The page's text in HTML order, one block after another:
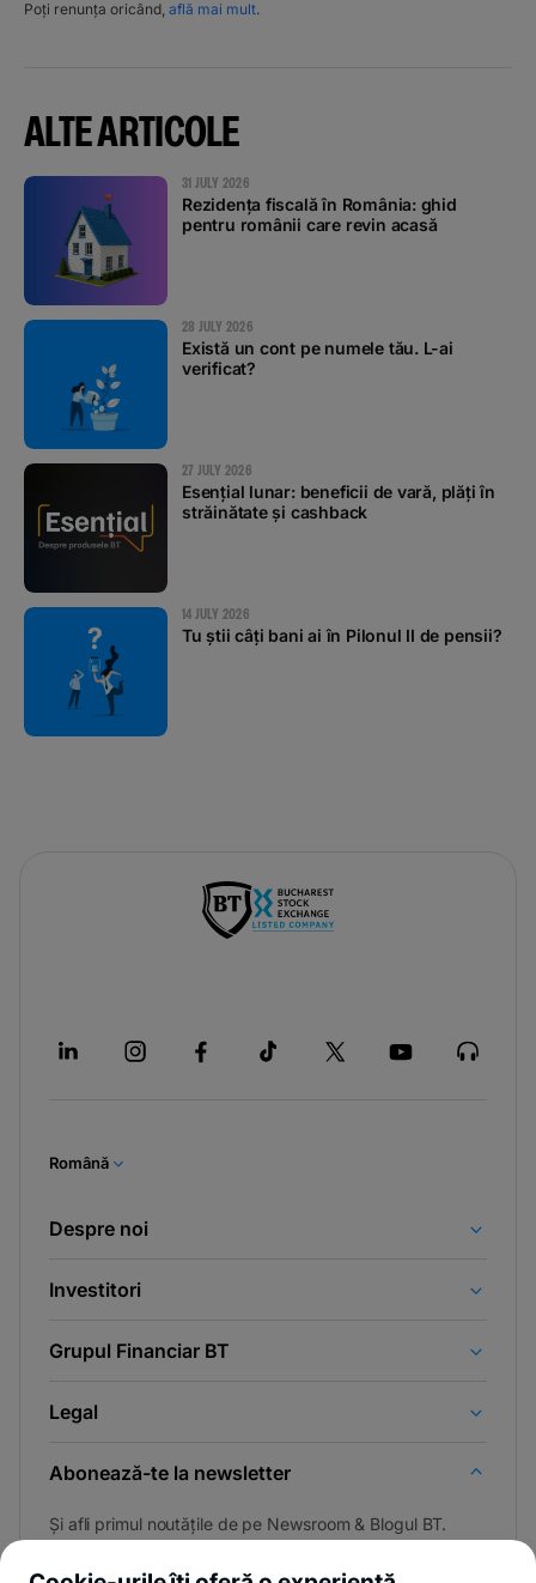
Poți renunța oricând, află mai mult.
ALTE ARTICOLE
31 JULY 2026
Rezidența fiscală în România: ghid
pentru românii care revin acasă
28 JULY 2026
Există un cont pe numele tău. L-ai
verificat?
27 JULY 2026
Esențial lunar: beneficii de vară, plăți în
străinătate și cashback
14 JULY 2026
Tu știi câți bani ai în Pilonul II de pensii?
Română
Despre noi
Investitori
Grupul Financiar BT
Legal
Abonează-te la newsletter
Și afli primul noutățile de pe Newsroom & Blogul BT.